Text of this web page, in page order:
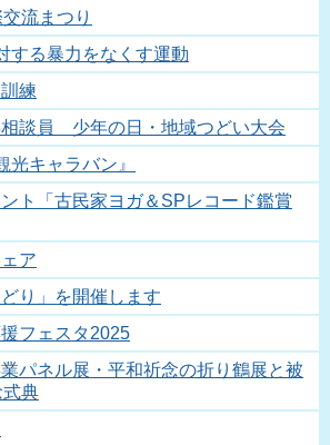
流まつり
する暴力をなくす運動
練
談員 少年の日・地域つどい大会
光キャラバン』
ント「古民家ヨガ＆SPレコード鑑賞
ア
り」を開催します
フェスタ2025
パネル展・平和祈念の折り鶴展と被
典